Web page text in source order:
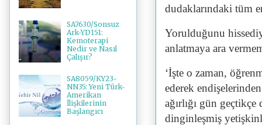
dudaklarındaki tüm
Yorulduğunu
anlatmaya ara
‘İşte o zaman,
ederek
ağırlığı gün
dinginleşmiş
SA7630/Sonsuz
Ark-YD151:
Kemoterapi
Nedir ve Nasıl
Çalışır?
SA8059/KY23-
NN35: Yeni Türk-
Amerikan
İlişkilerinin
Başlangıcı